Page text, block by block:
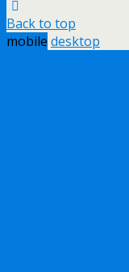
Back to top
mobile desktop